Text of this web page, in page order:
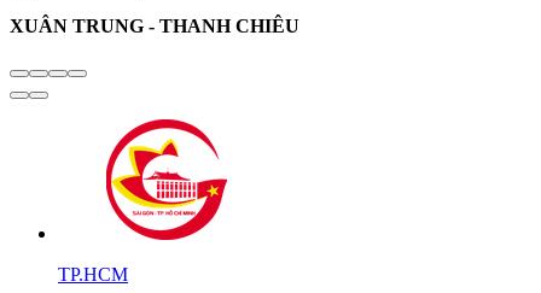
XUÂN TRUNG - THANH CHIÊU
TP.HCM